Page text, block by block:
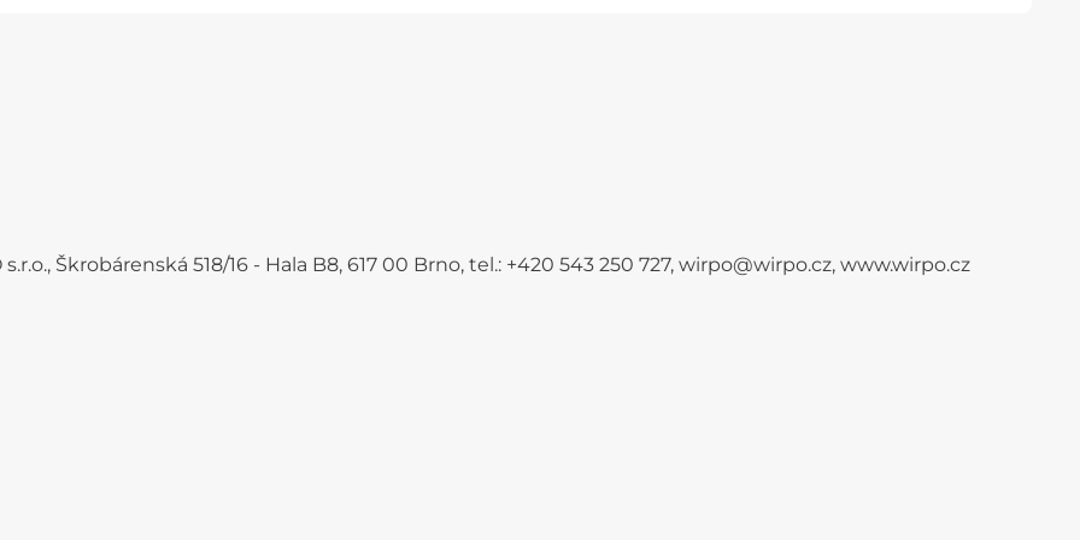
s.r.o., Škrobárenská 518/16 - Hala B8, 617 00 Brno, tel.: +420 543 250 727, wirpo@wirpo.cz, www.wirpo.cz